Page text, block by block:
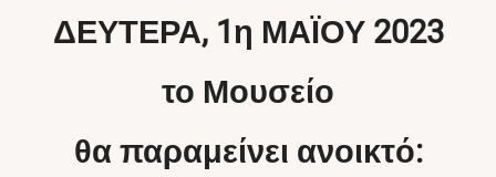
ΔΕΥΤΕΡΑ, 1η ΜΑΪΟΥ 2023
το Μουσείο
θα παραμείνει ανοικτό: